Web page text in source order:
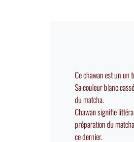
Ce chawan est un un
Sa couleur blanc
du matcha.
Chawan signifie
préparation du
ce dernier.